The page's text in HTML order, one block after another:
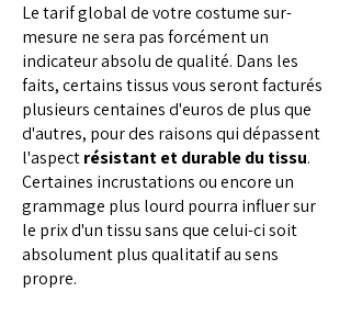
Le tarif global de votre costume sur-
mesure ne sera pas forcément un
indicateur absolu de qualité. Dans les
faits, certains tissus vous seront facturés
plusieurs centaines d'euros de plus que
d'autres, pour des raisons qui dépassent
l'aspectrésistant et durable du tissu.
Certaines incrustations ou encore un
grammage plus lourd pourra influer sur
le prix d'un tissu sans que celui-ci soit
absolument plus qualitatif au sens
propre.